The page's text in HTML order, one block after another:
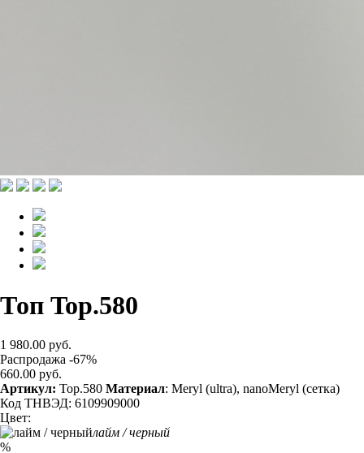
Топ Top.580
1 980.00 руб.
Распродажа -67%
660.00 руб.
Артикул: Top.580 Материал: Meryl (ultra), nanoMeryl (сетка)
Код ТНВЭД: 6109909000
Цвет:
лайм / черный
%